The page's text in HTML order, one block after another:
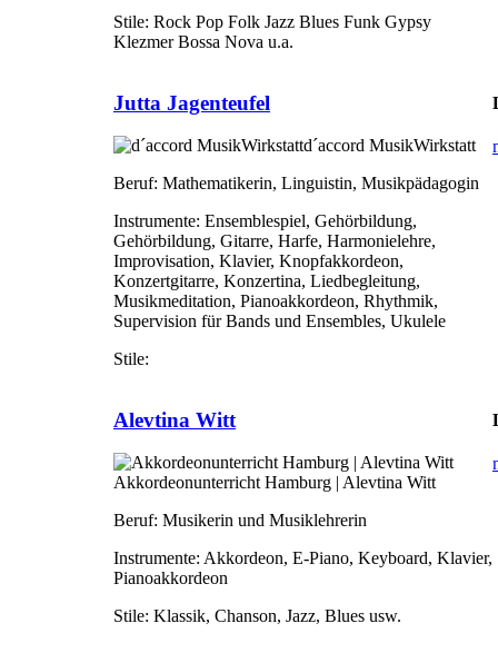
Stile: Rock Pop Folk Jazz Blues Funk Gypsy
Klezmer Bossa Nova u.a.
Jutta Jagenteufel
d´accord MusikWirkstatt
Beruf: Mathematikerin, Linguistin, Musikpädagogin
Instrumente: Ensemblespiel, Gehörbildung,
Gehörbildung, Gitarre, Harfe, Harmonielehre,
Improvisation, Klavier, Knopfakkordeon,
Konzertgitarre, Konzertina, Liedbegleitung,
Musikmeditation, Pianoakkordeon, Rhythmik,
Supervision für Bands und Ensembles, Ukulele
Stile:
Alevtina Witt
Akkordeonunterricht Hamburg | Alevtina Witt
Beruf: Musikerin und Musiklehrerin
Instrumente: Akkordeon, E-Piano, Keyboard, Klavier,
Pianoakkordeon
Stile: Klassik, Chanson, Jazz, Blues usw.